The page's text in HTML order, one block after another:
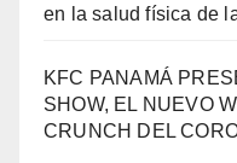
en la salud física de
KFC PANAMÁ
SHOW, EL NUEVO
CRUNCH DEL